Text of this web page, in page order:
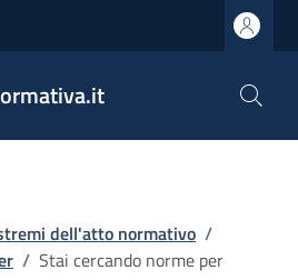
dell'atto normativo /
/ Stai cercando norme per